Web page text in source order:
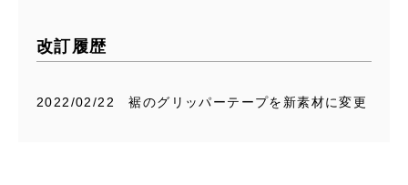
改訂履歴
2022/02/22 裾のグリッパーテープを新素材に変更